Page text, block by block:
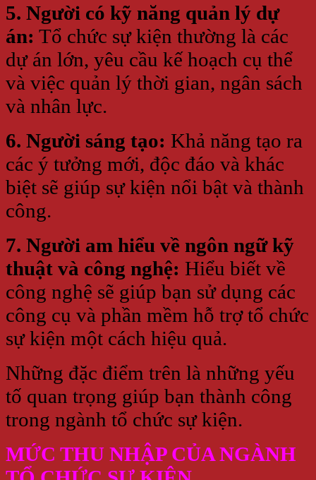
5. Người có kỹ năng quản lý dự
án: Tổ chức sự kiện thường là các
dự án lớn, yêu cầu kế hoạch cụ thể
và việc quản lý thời gian, ngân sách
và nhân lực.
6. Người sáng tạo: Khả năng tạo ra
các ý tưởng mới, độc đáo và khác
biệt sẽ giúp sự kiện nổi bật và thành
công.
7. Người am hiểu về ngôn ngữ kỹ
thuật và công nghệ: Hiểu biết về
công nghệ sẽ giúp bạn sử dụng các
công cụ và phần mềm hỗ trợ tổ chức
sự kiện một cách hiệu quả.
Những đặc điểm trên là những yếu
tố quan trọng giúp bạn thành công
trong ngành tổ chức sự kiện.
MỨC THU NHẬP CỦA NGÀNH